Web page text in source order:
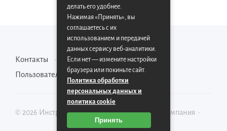
Контакты
Карта сайта
Пользовательское соглашение
© 2026 Инструментально-производственная компания ·
делать его удобнее.
Нажимая «Принять», вы
соглашаетесь с их
использованием и передачей
данных сервису веб-аналитики.
Если нет — измените настройки
браузера или покиньте сайт.
Политика обработки
персональных данных и
политика cookie
Принять